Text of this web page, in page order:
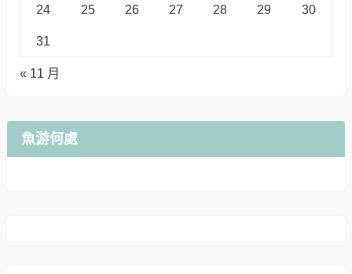
24 25 26 27 28 29 30
31
« 11 月
魚游何處